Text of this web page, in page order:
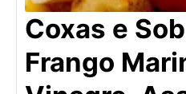
Coxas e
Frango